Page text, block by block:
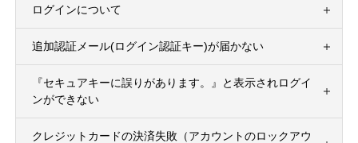
ログインについて
追加認証メール(ログイン認証キー)が届かない
『セキュアキーに誤りがあります。』と表示されログイ
ンができない
クレジットカードの決済失敗（アカウントのロックアウ